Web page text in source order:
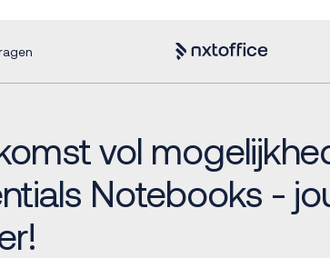
vol
Notebooks -